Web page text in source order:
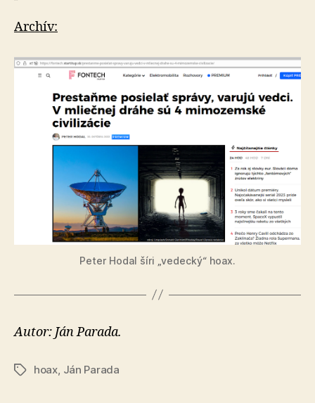
Archív:
Peter Hodal šíri „vedecký“ hoax.
Autor: Ján Parada.
Značky
hoax Ján Parada